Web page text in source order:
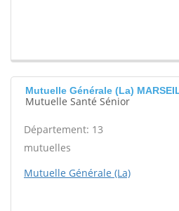
Mutuelle Générale (La)
Mutuelle Santé Sénior
Département: 13
mutuelles
Mutuelle Générale (La)